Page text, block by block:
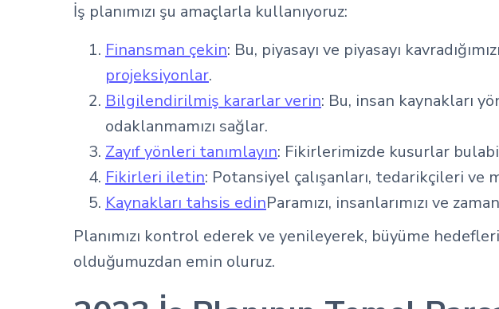
İş planımızı şu amaçlarla kullanıyoruz:
Finansman çekin: Bu, piyasayı ve piyasayı
projeksiyonlar.
Bilgilendirilmiş kararlar verin: Bu, insan kaynakları
odaklanmamızı sağlar.
Zayıf yönleri tanımlayın: Fikirlerimizde kusurlar
Fikirleri iletin: Potansiyel çalışanları, tedarikçileri ve
Kaynakları tahsis edinParamızı, insanlarımızı ve
Planımızı kontrol ederek ve yenileyerek, büyüme
olduğumuzdan emin oluruz.